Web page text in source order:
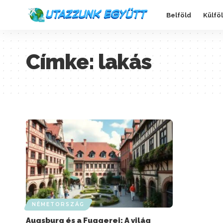
Belföld
Címke: lakás
NÉMETORSZÁG
Augsburg és a Fuggerei: A világ